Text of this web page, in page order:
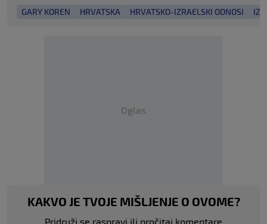
GARY KOREN HRVATSKA HRVATSKO-IZRAELSKI ODNOSI
Oglas
KAKVO JE TVOJE MIŠLJENJE O OVOME?
Pridruži se raspravi ili pročitaj komentare